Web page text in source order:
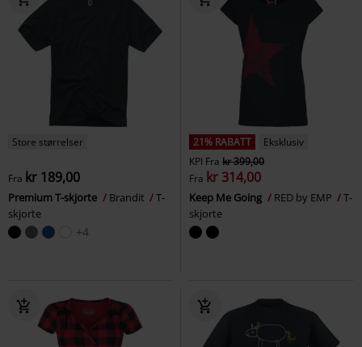
Store størrelser
Fra kr 189,00
Premium T-skjorte Brandit
T-
skjorte
+4
21% RABATT
Eksklusiv
KPI Fra kr 399,00
Fra kr 314,00
Keep Me Going RED by EMP
T-
skjorte